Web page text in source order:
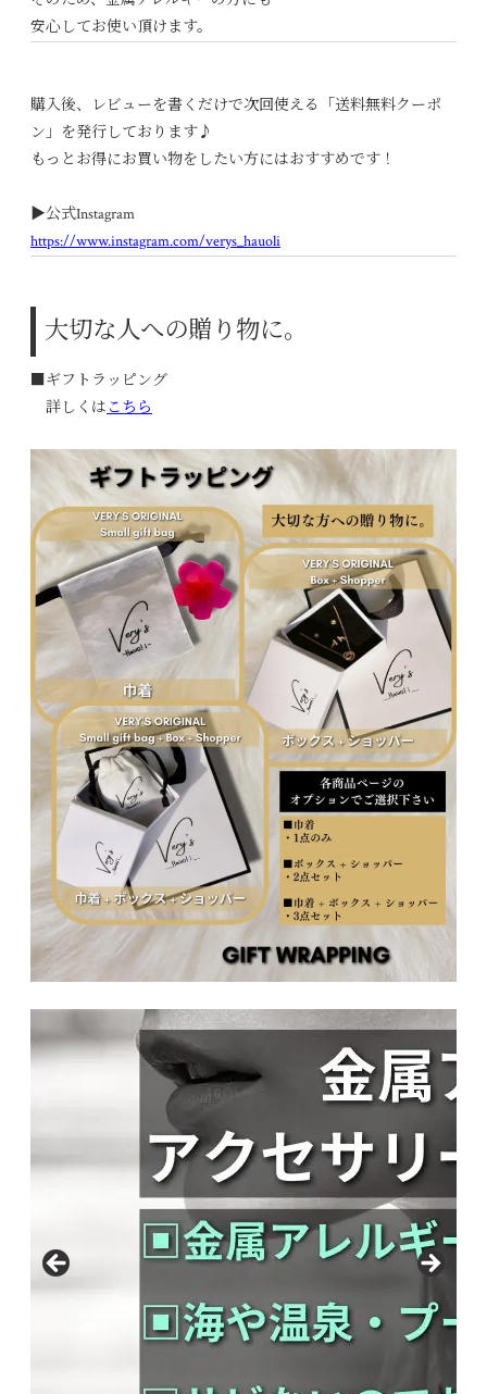
安心してお使い頂けます。
購入後、レビューを書くだけで次回使える「送料無料クーポ
ン」を発行しております♪
もっとお得にお買い物をしたい方にはおすすめです！
▶︎公式Instagram
https://www.instagram.com/verys_hauoli
大切な人への贈り物に。
■ギフトラッピング
詳しくは こちら